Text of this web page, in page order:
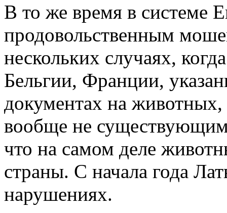
В то же время в системе
продовольственным
нескольких случаях,
Бельгии, Франции,
документах на
вообще не
что на самом деле
страны. С начала года
нарушениях.